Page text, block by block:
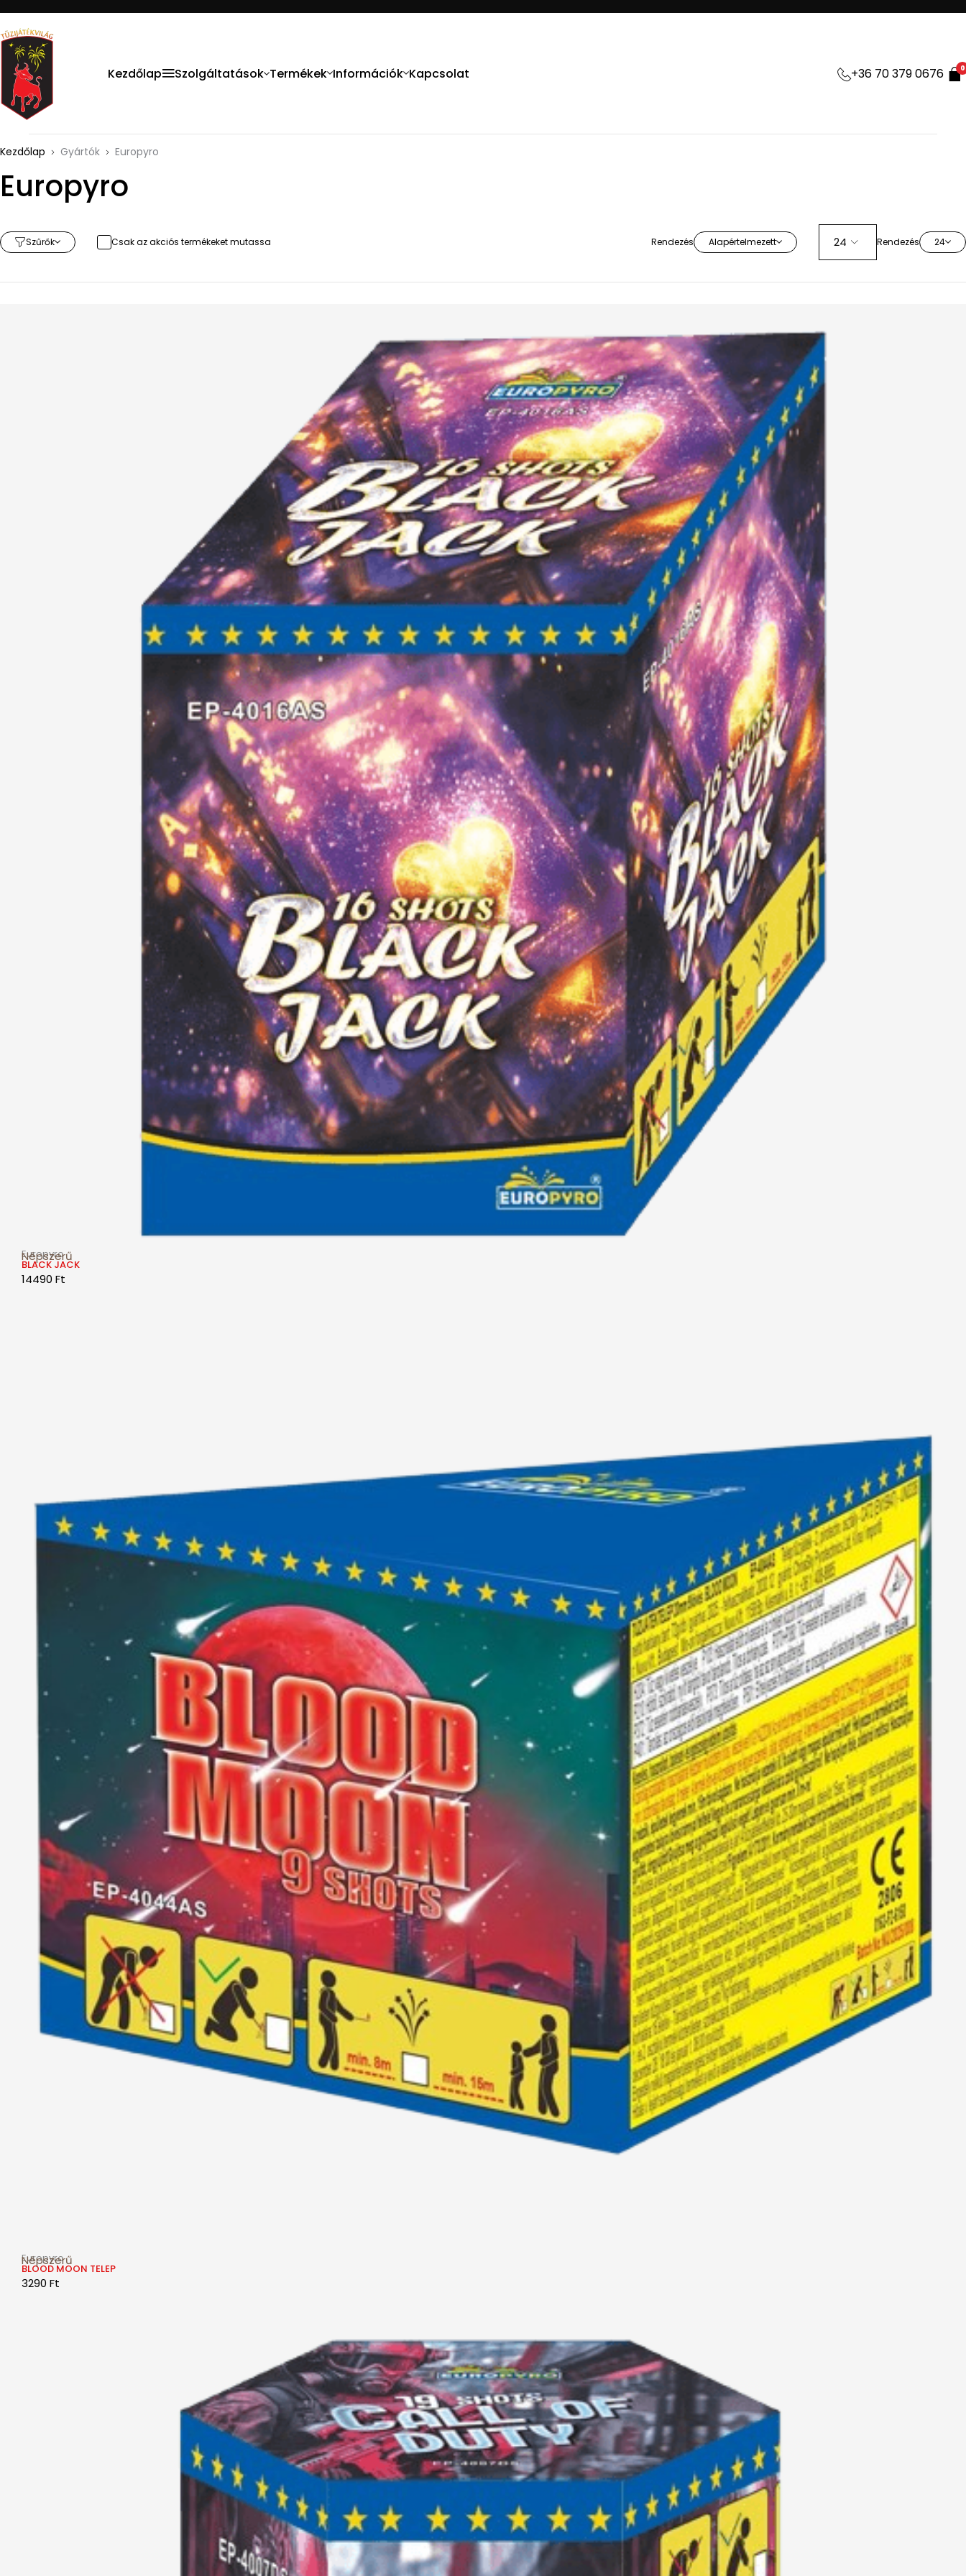
Kezdőlap Szolgáltatások Termékek Információk Kapcsolat +36 70 379 0676 0
Kezdőlap Gyártók Europyro
Europyro
Szűrők Csak az akciós termékeket mutassa Rendezés Alapértelmezett Rendezés 24
Népszerű
Europyro
BLACK JACK
14490 Ft
Népszerű
Europyro
BLOOD MOON TELEP
3290 Ft